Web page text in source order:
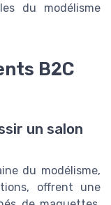
du modélisme
B2C
un salon
du modélisme,
offrent une